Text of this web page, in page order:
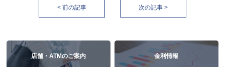
< 前の記事 次の記事 >
店舗・ATMのご案内 金利情報